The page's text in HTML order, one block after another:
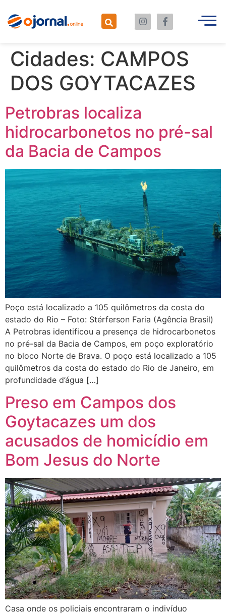
Cidades: CAMPOS
DOS GOYTACAZES
Petrobras localiza
hidrocarbonetos no pré-sal
da Bacia de Campos
Poço está localizado a 105 quilômetros da costa do
estado do Rio – Foto: Stérferson Faria (Agência Brasil)
A Petrobras identificou a presença de hidrocarbonetos
no pré-sal da Bacia de Campos, em poço exploratório
no bloco Norte de Brava. O poço está localizado a 105
quilômetros da costa do estado do Rio de Janeiro, em
profundidade d’água […]
Preso em Campos dos
Goytacazes um dos
acusados de homicídio em
Bom Jesus do Norte
Casa onde os policiais encontraram o indivíduo